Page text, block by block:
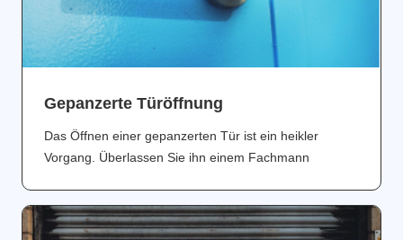
Gepanzerte Türöffnung
Das Öffnen einer gepanzerten Tür ist ein heikler
Vorgang. Überlassen Sie ihn einem Fachmann